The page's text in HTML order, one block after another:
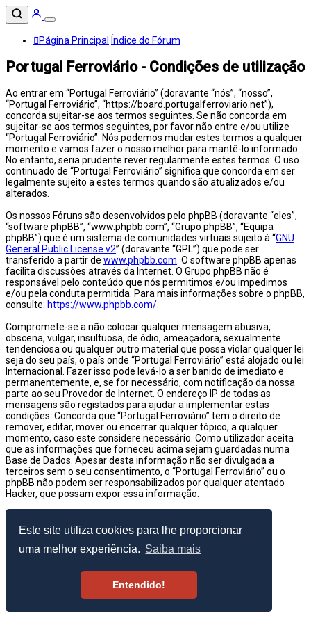
Este site utiliza cookies para lhe proporcionar
uma melhor experiência. Saiba mais
Entendido!
Página Principal Índice do Fórum
Portugal Ferroviário - Condições de utilização
Ao entrar em “Portugal Ferroviário” (doravante “nós”, “nosso”,
“Portugal Ferroviário”, “https://board.portugalferroviario.net”),
concorda sujeitar-se aos termos seguintes. Se não concorda em
sujeitar-se aos termos seguintes, por favor não entre e/ou utilize
“Portugal Ferroviário”. Nós podemos mudar estes termos a qualquer
momento e vamos fazer o nosso melhor para mantê-lo informado.
No entanto, seria prudente rever regularmente estes termos. O uso
continuado de “Portugal Ferroviário” significa que concorda em ser
legalmente sujeito a estes termos quando são atualizados e/ou
alterados.
Os nossos Fóruns são desenvolvidos pelo phpBB (doravante “eles”,
“software phpBB”, “www.phpbb.com”, “Grupo phpBB”, “Equipa
phpBB”) que é um sistema de comunidades virtuais sujeito à “GNU
General Public License v2” (doravante “GPL”) que pode ser
transferido a partir de www.phpbb.com . O software phpBB apenas
facilita discussões através da Internet. O Grupo phpBB não é
responsável pelo conteúdo que nós permitimos e/ou impedimos
e/ou pela conduta permitida. Para mais informações sobre o phpBB,
consulte: https://www.phpbb.com/
Compromete-se a não colocar qualquer mensagem abusiva,
obscena, vulgar, insultuosa, de ódio, ameaçadora, sexualmente
tendenciosa ou qualquer outro material que possa violar qualquer lei
seja do seu país, o país onde “Portugal Ferroviário” está alojado ou lei
Internacional. Fazer isso pode levá-lo a ser banido de imediato e
permanentemente, e, se for necessário, com notificação da nossa
parte ao seu Provedor de Internet. O endereço IP de todas as
mensagens são registados para ajudar a implementar estas
condições. Concorda que “Portugal Ferroviário” tem o direito de
remover, editar, mover ou encerrar qualquer tópico, a qualquer
momento, caso este considere necessário. Como utilizador aceita
que as informações que forneceu acima sejam guardadas numa
Base de Dados. Apesar desta informação não ser divulgada a
terceiros sem o seu consentimento, o “Portugal Ferroviário” ou o
phpBB não podem ser responsabilizados por qualquer atentado
Hacker, que possam expor essa informação.
© 2003–2026 Portugal Ferroviário